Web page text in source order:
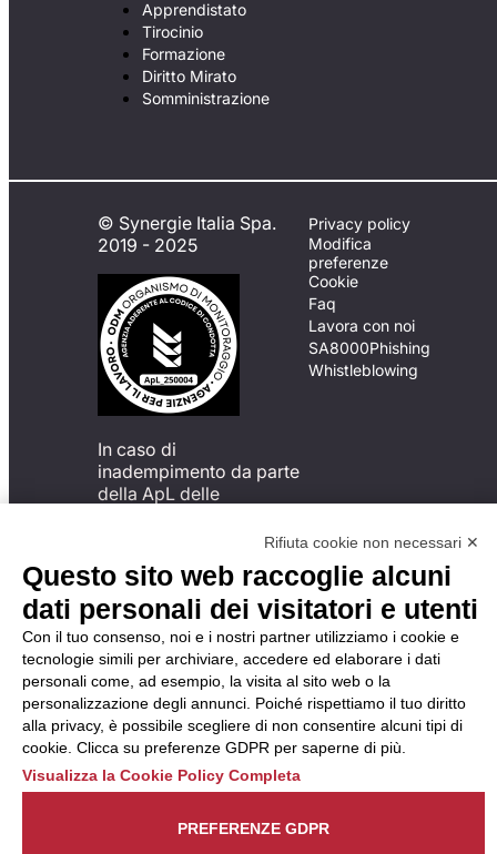
Apprendistato
Tirocinio
Formazione
Diritto Mirato
Somministrazione
© Synergie Italia Spa.
2019 - 2025
In caso di
inadempimento da parte
della ApL delle
del Codice di Condotta, è
possibile presentare un
reclamo
all’Organismo di
Monitoraggio utilizzando
una delle modalità
descritte al seguente
indirizzo web
https://odm-
agenzielavoro.it/reclami/ .
Privacy policy
Modifica
preferenze
Cookie
Faq
Lavora con noi
SA8000Phishing
Whistleblowing
Rifiuta cookie non necessari ✕
Questo sito web raccoglie alcuni
dati personali dei visitatori e utenti
Con il tuo consenso, noi e i nostri partner utilizziamo i cookie e
tecnologie simili per archiviare, accedere ed elaborare i dati
personali come, ad esempio, la visita al sito web o la
personalizzazione degli annunci. Poiché rispettiamo il tuo diritto
alla privacy, è possibile scegliere di non consentire alcuni tipi di
cookie. Clicca su preferenze GDPR per saperne di più.
Visualizza la Cookie Policy Completa
PREFERENZE GDPR